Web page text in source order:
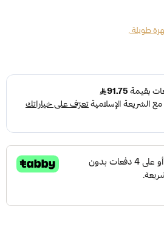
طويلة ,